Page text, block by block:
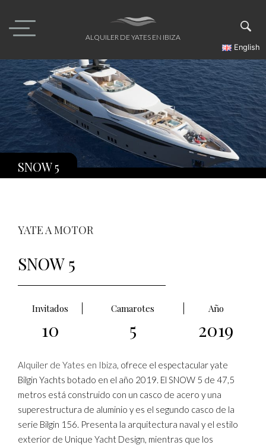
content
ALQUILER DE YATES EN IBIZA
English
SNOW 5
YATE A MOTOR
SNOW 5
Invitados Camarotes Año
10 5 2019
Alquiler de Yates en Ibiza, ofrece el espectacular yate
Bilgin Yachts botado en el año 2019. El SNOW 5 de 47,5
metros está construido con un casco de acero y una
superestructura de aluminio y es el segundo casco de la
serie Bilgin 156. Presenta la arquitectura naval y el estilo
exterior de Unique Yacht Design, mientras que los